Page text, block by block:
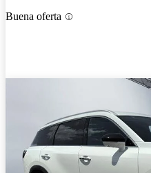
Buena oferta